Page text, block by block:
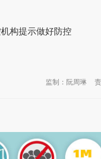
构提示做好防控
监制：阮周琳